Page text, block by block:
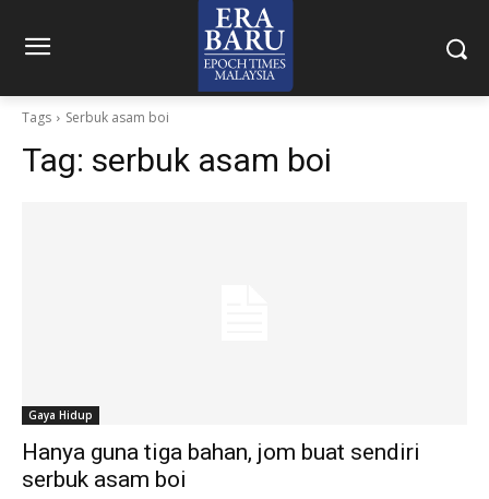
Tags Serbuk asam boi
Tag: serbuk asam boi
Gaya Hidup
Hanya guna tiga bahan, jom buat sendiri
serbuk asam boi